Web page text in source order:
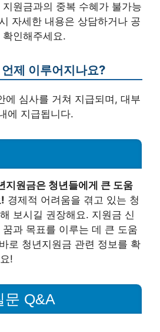
원금과의 중복 수혜가 불가능
자세한 내용은 상담하거나 공
인해주세요.
제 이루어지나요?
에 심사를 거쳐 지급되며, 대부
에 지급됩니다.
원금은 청년들에게 큰 도움
경제적 어려움을 겪고 있는 청
보시길 권장해요. 지원금 신
과 목표를 이루는 데 큰 도움
로 청년지원금 관련 정보를 확
!
문 Q&A